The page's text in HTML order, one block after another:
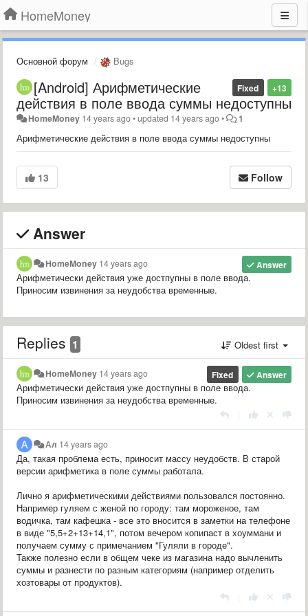
HomeMoney
Основной форум Bugs
+13
Fixed
[Android] Арифметические
действия в поле ввода суммы недоступны
HomeMoney 14 years ago•updated 14 years ago• 1
Арифметические действия в поле ввода суммы недоступны
13 Follow
Answer
Answer
HomeMoney 14 years ago
Арифметически действия уже достпупны в поле ввода.
Приносим извинения за неудобства временные.
Replies 1 Oldest first
Answer
Fixed
HomeMoney 14 years ago
Арифметически действия уже достпупны в поле ввода.
Приносим извинения за неудобства временные.
Ал 14 years ago
Да, такая проблема есть, приносит массу неудобств. В старой
версии арифметика в поле суммы работала.
Лично я арифметическими действиями пользовался постоянно.
Например гуляем с женой по городу: там мороженое, там
водичка, там кафешка - все это вносится в заметки на телефоне
в виде "5,5+2+13+14,1", потом вечером копипаст в хоуммани и
получаем сумму с примечанием "Гуляли в городе".
Также полезно если в общем чеке из магазина надо вычленить
суммы и разнести по разным категориям (например отделить
хозтовары от продуктов).